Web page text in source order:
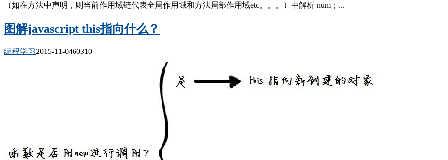
（如在方法中声明，则当前作用域链代表全局作用域和方法局部作用域etc。。。）中解析 num；...
图解javascript this指向什么？
编程学习2015-11-0460310